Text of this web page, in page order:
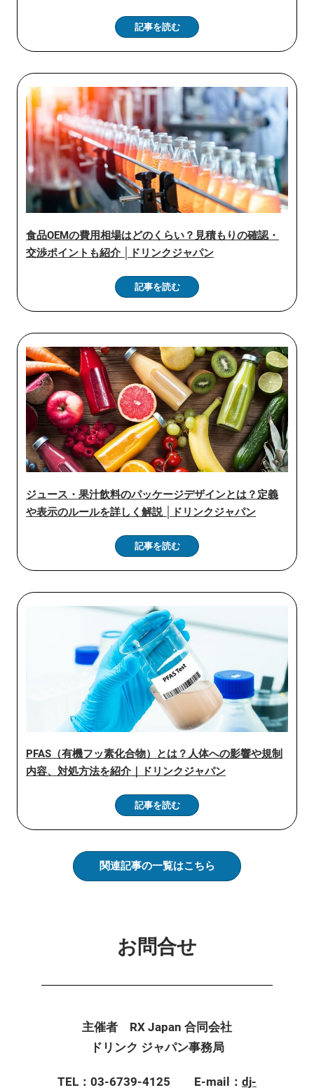
記事を読む
食品OEMの費用相場はどのくらい？見積もりの確認・
交渉ポイントも紹介 │ドリンクジャパン
記事を読む
ジュース・果汁飲料のパッケージデザインとは？定義
や表示のルールを詳しく解説 │ドリンクジャパン
記事を読む
PFAS（有機フッ素化合物）とは？人体への影響や規制
内容、対処方法を紹介｜ドリンクジャパン
記事を読む
関連記事の一覧はこちら
お問合せ
主催者 RX Japan 合同会社
ドリンク ジャパン事務局
TEL：03-6739-4125 E-mail： dj-